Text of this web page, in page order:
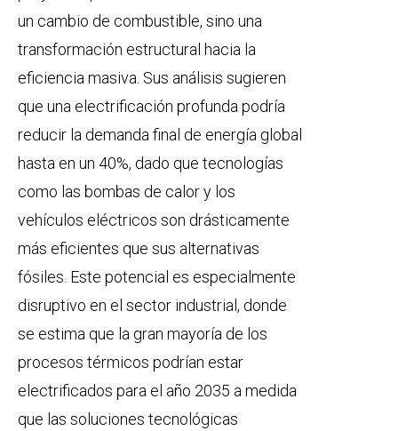
un cambio de combustible, sino una
transformación estructural hacia la
eficiencia masiva. Sus análisis sugieren
que una electrificación profunda podría
reducir la demanda final de energía global
hasta en un 40%, dado que tecnologías
como las bombas de calor y los
vehículos eléctricos son drásticamente
más eficientes que sus alternativas
fósiles. Este potencial es especialmente
disruptivo en el sector industrial, donde
se estima que la gran mayoría de los
procesos térmicos podrían estar
electrificados para el año 2035 a medida
que las soluciones tecnológicas